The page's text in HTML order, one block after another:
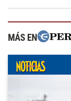
MÁS EN